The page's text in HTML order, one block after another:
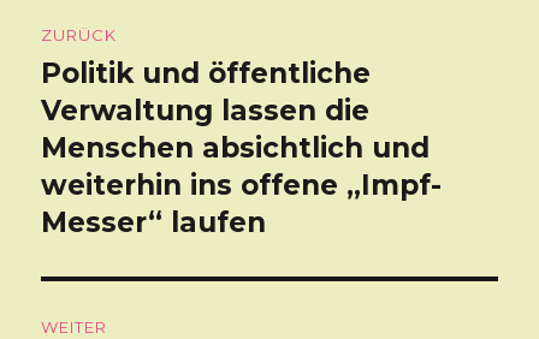
ZURÜCK
Vorheriger
Beitrag:
Politik und öffentliche
Verwaltung lassen die
Menschen absichtlich und
weiterhin ins offene „Impf-
Messer“ laufen
WEITER